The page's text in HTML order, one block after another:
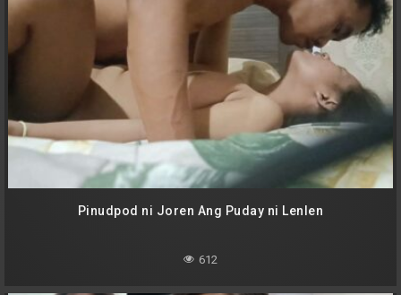
Pinudpod ni Joren Ang Puday ni Lenlen
612